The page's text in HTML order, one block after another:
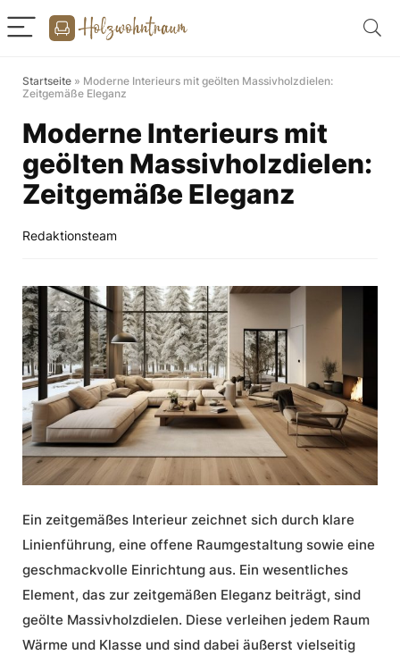
Startseite » Moderne Interieurs mit geölten Massivholzdielen:
Zeitgemäße Eleganz
Moderne Interieurs mit
geölten Massivholzdielen:
Zeitgemäße Eleganz
Redaktionsteam
Ein zeitgemäßes Interieur zeichnet sich durch klare
Linienführung, eine offene Raumgestaltung sowie eine
geschmackvolle Einrichtung aus. Ein wesentliches
Element, das zur zeitgemäßen Eleganz beiträgt, sind
geölte Massivholzdielen. Diese verleihen jedem Raum
Wärme und Klasse und sind dabei äußerst vielseitig